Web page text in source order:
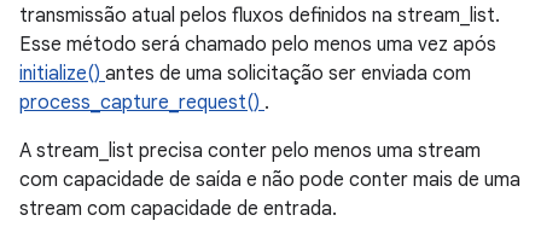
transmissão atual pelos fluxos definidos na stream_list.
Esse método será chamado pelo menos uma vez após
initialize() antes de uma solicitação ser enviada com
process_capture_request() .
A stream_list precisa conter pelo menos uma stream
com capacidade de saída e não pode conter mais de uma
stream com capacidade de entrada.